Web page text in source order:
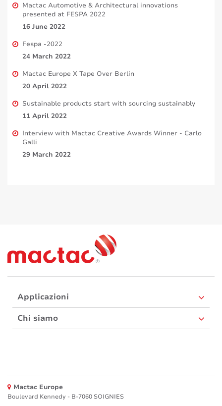
Mactac Automotive & Architectural innovations
presented at FESPA 2022
16 June 2022
Fespa -2022
24 March 2022
Mactac Europe X Tape Over Berlin
20 April 2022
Sustainable products start with sourcing sustainably
11 April 2022
Interview with Mactac Creative Awards Winner - Carlo
Galli
29 March 2022
Applicazioni
Chi siamo
Mactac Europe
Boulevard Kennedy - B-7060 SOIGNIES